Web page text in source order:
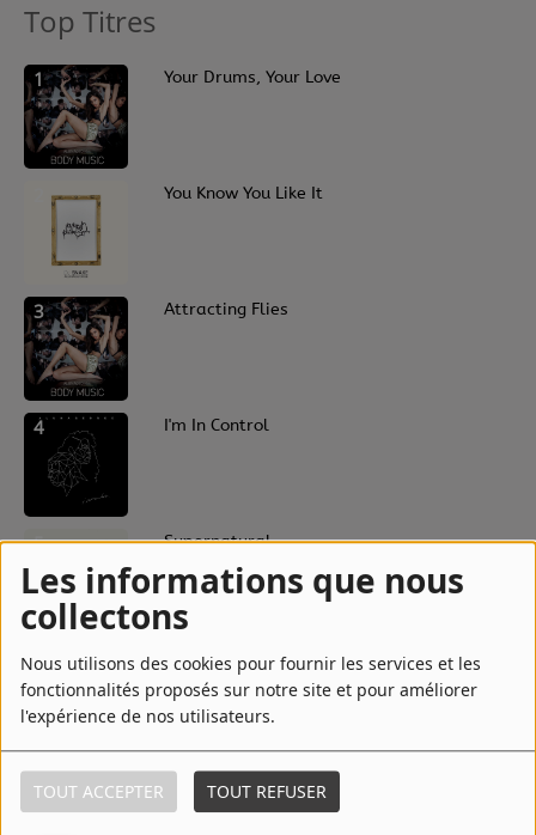
Les informations que nous
collectons
Nous utilisons des cookies pour fournir les services et les
fonctionnalités proposés sur notre site et pour améliorer
l'expérience de nos utilisateurs.
TOUT ACCEPTER TOUT REFUSER
Top Titres
1 Your Drums, Your Love
You Know You Like It
3 Attracting Flies
4 I'm In Control
5 Supernatural
6 You Know You Like It - Tchami Remix
7 Outlines